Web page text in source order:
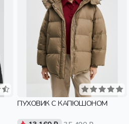
ПУХОВИК С КАПЮШОНОМ